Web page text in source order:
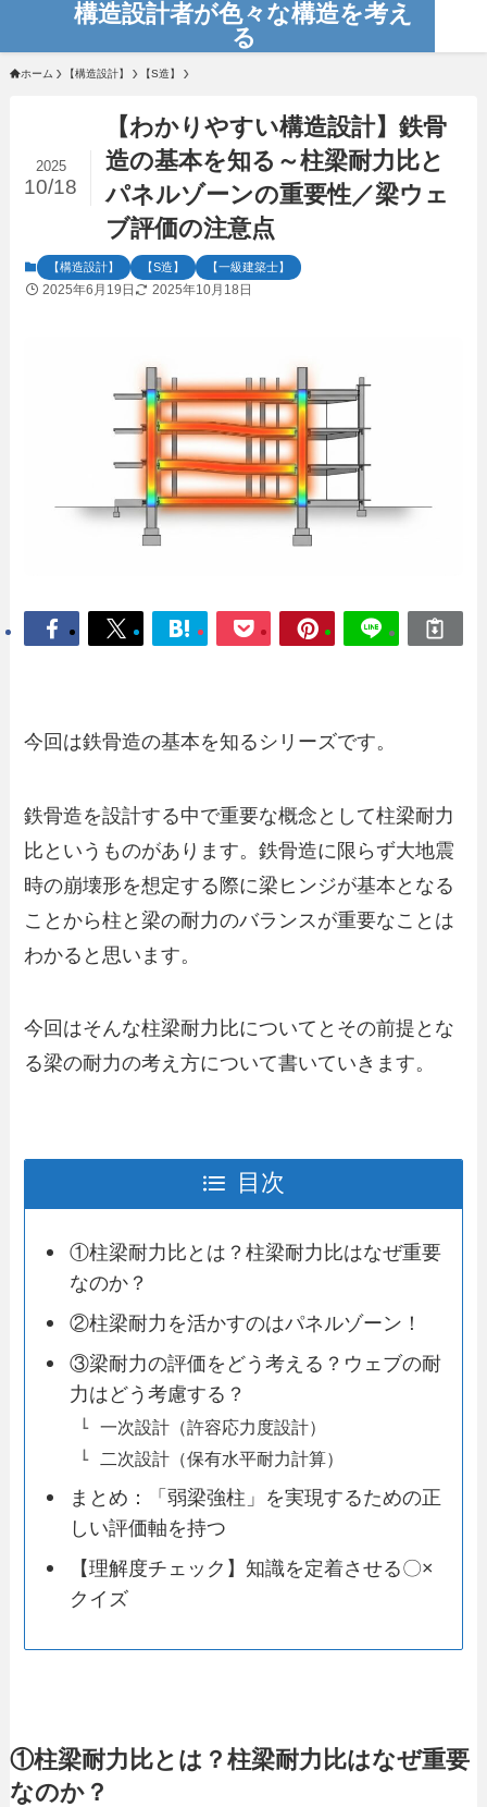
構造設計者が色々な構造を考え
る
ホーム 【構造設計】 【S造】
【わかりやすい構造設計】鉄骨
造の基本を知る～柱梁耐力比と
パネルゾーンの重要性／梁ウェ
ブ評価の注意点
2025
10/18
【構造設計】 【S造】 【一級建築士】
2025年6月19日 2025年10月18日
今回は鉄骨造の基本を知るシリーズです。
鉄骨造を設計する中で重要な概念として柱梁耐力
比というものがあります。鉄骨造に限らず大地震
時の崩壊形を想定する際に梁ヒンジが基本となる
ことから柱と梁の耐力のバランスが重要なことは
わかると思います。
今回はそんな柱梁耐力比についてとその前提とな
る梁の耐力の考え方について書いていきます。
目次
①柱梁耐力比とは？柱梁耐力比はなぜ重要
なのか？
②柱梁耐力を活かすのはパネルゾーン！
③梁耐力の評価をどう考える？ウェブの耐
力はどう考慮する？
一次設計（許容応力度設計）
二次設計（保有水平耐力計算）
まとめ：「弱梁強柱」を実現するための正
しい評価軸を持つ
【理解度チェック】知識を定着させる〇×
クイズ
①柱梁耐力比とは？柱梁耐力比はなぜ重要
なのか？